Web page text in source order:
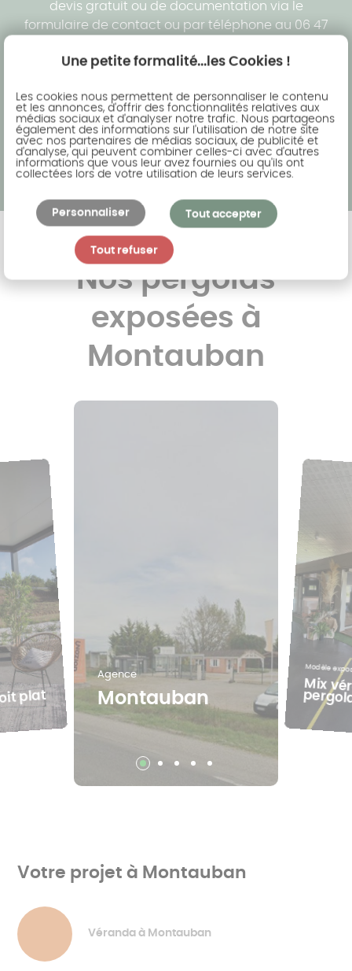
devis gratuit ou de documentation via le
formulaire de contact ou par téléphone au 06 47
personnalisée 3Det d’undevis gratuit
Demander un devis gratuit Contacter l'agence
Nos pergolas
exposées à
Montauban
plat Montauban
Agence
Mix
Modèle
Votre projet à Montauban
Véranda à Montauban
Une petite formalité...les Cookies !
Les cookies nous permettent de personnaliser le contenu
et les annonces, d'offrir des fonctionnalités relatives aux
médias sociaux et d'analyser notre trafic. Nous partageons
également des informations sur l'utilisation de notre site
avec nos partenaires de médias sociaux, de publicité et
d'analyse, qui peuvent combiner celles-ci avec d'autres
informations que vous leur avez fournies ou qu'ils ont
collectées lors de votre utilisation de leurs services.
Tout accepter
Tout refuser
Personnaliser